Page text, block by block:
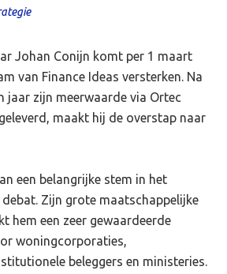
Johan Conijn komt per 1 maart
van Finance Ideas versterken. Na
jaar zijn meerwaarde via Ortec
maakt hij de overstap naar
een belangrijke stem in het
Zijn grote maatschappelijke
hem een zeer gewaardeerde
woningcorporaties,
beleggers en ministeries.